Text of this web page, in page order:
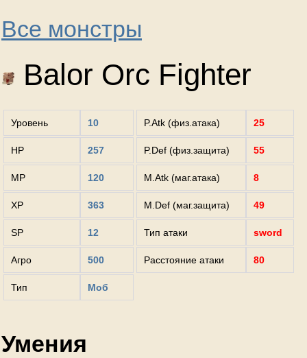
Все монстры
Balor Orc Fighter
Уровень 10
HP 257
MP 120
XP 363
SP 12
Агро 500
Тип Моб
P.Atk (физ.атака) 25
P.Def (физ.защита) 55
M.Atk (маг.атака) 8
M.Def (маг.защита) 49
Тип атаки sword
Расстояние атаки 80
Умения